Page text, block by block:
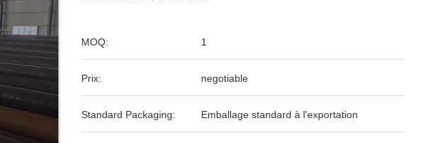
MOQ: 1
Prix: negotiable
Standard Packaging: Emballage standard à l'exportation